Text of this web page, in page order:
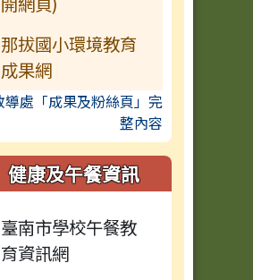
那拔國小環境教育
成果網
導處「成果及粉絲頁」完
整內容
健康及午餐資訊
臺南市學校午餐教
育資訊網